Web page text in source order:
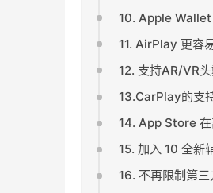
10. Apple
11. AirPlay 更容
12. 支持AR/VR
13.CarPlay的支
14. App Store
15. 加入 10 全新
16. 不再限制第